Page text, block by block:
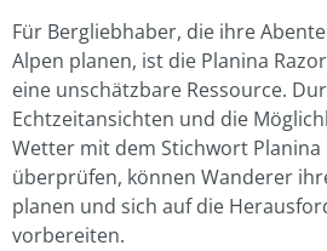
Für Bergliebhaber, die ihre
Alpen planen, ist die Planina
eine unschätzbare Ressource.
Echtzeitansichten und die
Wetter mit dem Stichwort Planina
überprüfen, können Wanderer
planen und sich auf die
vorbereiten.